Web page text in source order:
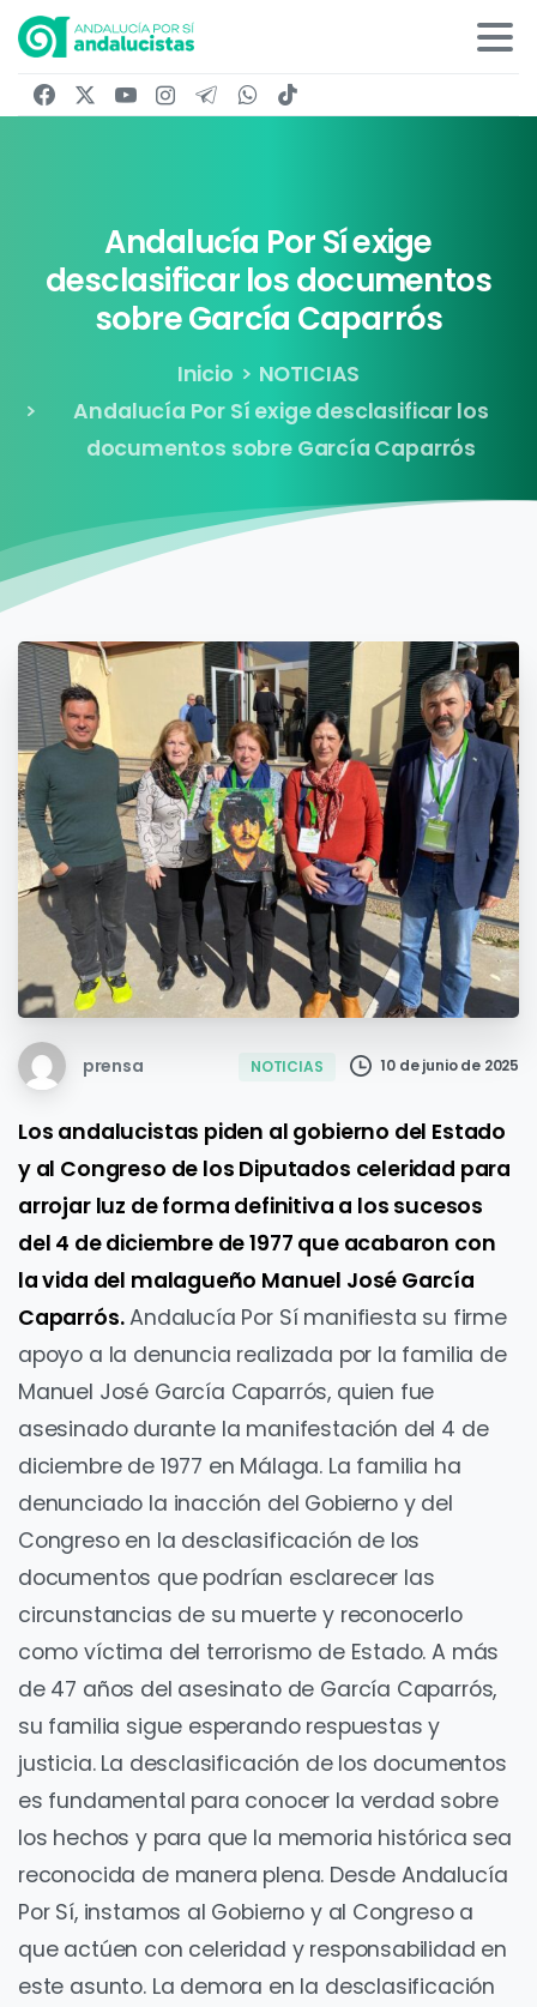
Andalucía PorSíexige
desclasificar losdocumentos
sobreGarcía Caparrós
Inicio
NOTICIAS
Andalucía Por Sí exige desclasificar los
documentos sobre García Caparrós
prensa NOTICIAS 10 de junio de 2025
Los andalucistas piden al gobierno del Estado
y al Congreso de los Diputados celeridad para
arrojar luz de forma definitiva a los sucesos
del 4 de diciembre de 1977 que acabaron con
la vida del malagueño Manuel José García
Caparrós.Andalucía Por Sí manifiesta su firme
apoyo a la denuncia realizada por la familia de
Manuel José García Caparrós, quien fue
asesinado durante la manifestación del 4 de
diciembre de 1977 en Málaga. La familia ha
denunciado la inacción del Gobierno y del
Congreso en la desclasificación de los
documentos que podrían esclarecer las
circunstancias de su muerte y reconocerlo
como víctima del terrorismo de Estado. A más
de 47 años del asesinato de García Caparrós,
su familia sigue esperando respuestas y
justicia. La desclasificación de los documentos
es fundamental para conocer la verdad sobre
los hechos y para que la memoria histórica sea
reconocida de manera plena. Desde Andalucía
Por Sí, instamos al Gobierno y al Congreso a
que actúen con celeridad y responsabilidad en
este asunto. La demora en la desclasificación